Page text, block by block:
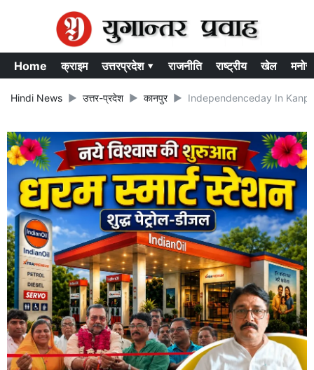
Home क्राइम उत्तरप्रदेश ▾ राजनीति राष्ट्रीय खेल
Hindi News उत्तर-प्रदेश कानपुर Independenceday In Kanpur